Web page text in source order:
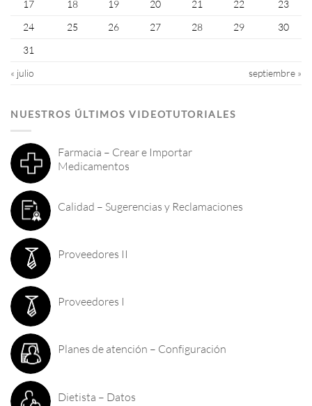
17
18 19 20 21 22
23
24
25 26 27 28 29
30
31
« julio
septiembre »
NUESTROS ÚLTIMOS VIDEOTUTORIALES
Farmacia – Crear e Importar
Medicamentos
Calidad – Sugerencias y Reclamaciones
Proveedores II
Proveedores I
Planes de atención – Configuración
Dietista – Datos